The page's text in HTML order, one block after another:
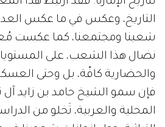
التاريخ، وعكس في ما عكس
شعبنا ومجتمعنا، كما عكست
نضال هذا الشعب، على
والحضارية كافّة، بل وحتى
فإن سمو الشيخ حامد بن زايد آل
المحلية والعربية، تَخلو من